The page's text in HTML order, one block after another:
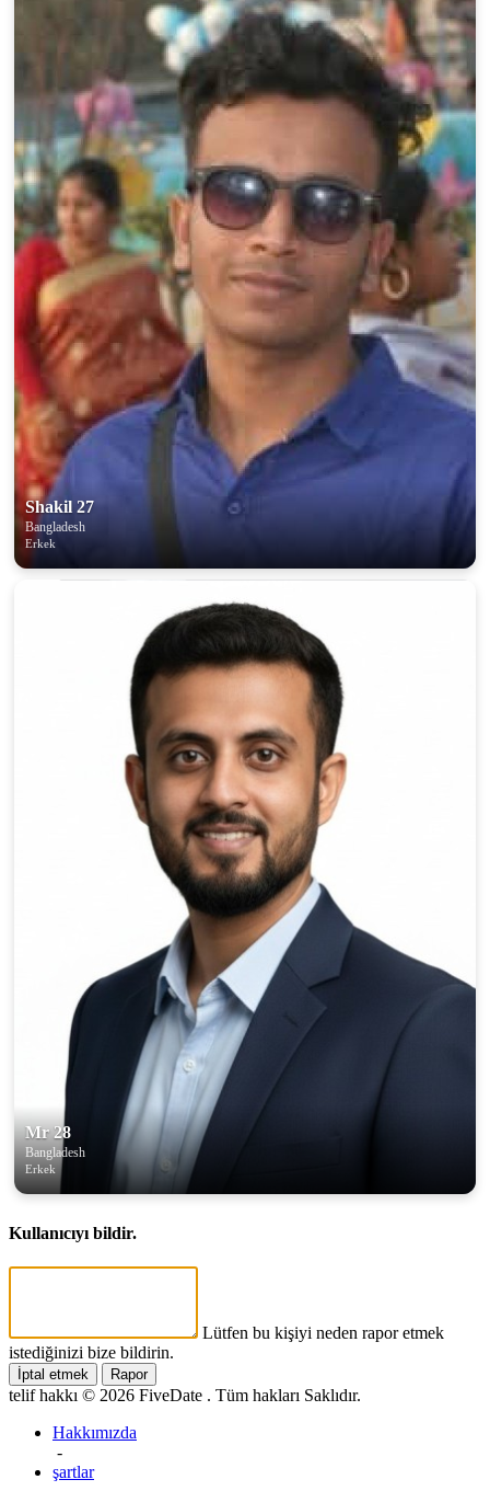
Shakil 27
Bangladesh
Erkek
Mr 28
Bangladesh
Erkek
Kullanıcıyı bildir.
Lütfen bu kişiyi neden rapor etmek
istediğinizi bize bildirin.
İptal etmek Rapor
telif hakkı © 2026 FiveDate . Tüm hakları Saklıdır.
Hakkımızda
-
şartlar